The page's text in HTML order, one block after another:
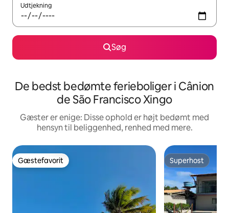
Udtjekning
Søg
De bedst bedømte ferieboliger i Cânion
de São Francisco Xingo
Gæster er enige: Disse ophold er højt bedømt med
hensyn til beliggenhed, renhed med mere.
Gæstefavorit
Gæstefavorit Superhost
Superhost